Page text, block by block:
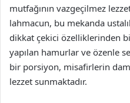
mutfağının vazgeçilmez
lahmacun, bu mekanda
dikkat çekici özelliklerinden
yapılan hamurlar ve özenle
bir porsiyon, misafirlerin
lezzet sunmaktadır.